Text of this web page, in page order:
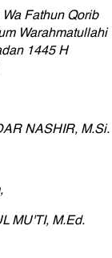
Fathun Qorib
1445 H
NASHIR, M.Si.
MU'TI, M.Ed.